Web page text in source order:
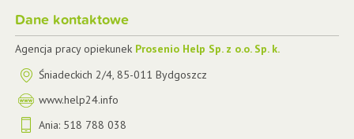
Dane kontaktowe
Agencja pracy opiekunek Prosenio Help Sp. z o.o. Sp. k.
Śniadeckich 2/4 85-011 Bydgoszcz
www.help24.info
Ania: 518 788 038